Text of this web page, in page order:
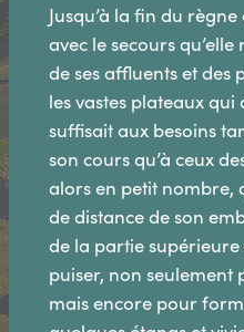
Jusqu’à la fin du
avec le secours
de ses affluents et des
les vastes plateaux
suffisait aux besoins
son cours qu’à ceux
alors en petit nombre,
de distance de son
de la partie
puiser, non seulement
mais encore pour